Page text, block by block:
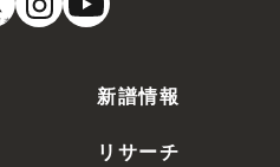
オ
新譜情報
リサーチ